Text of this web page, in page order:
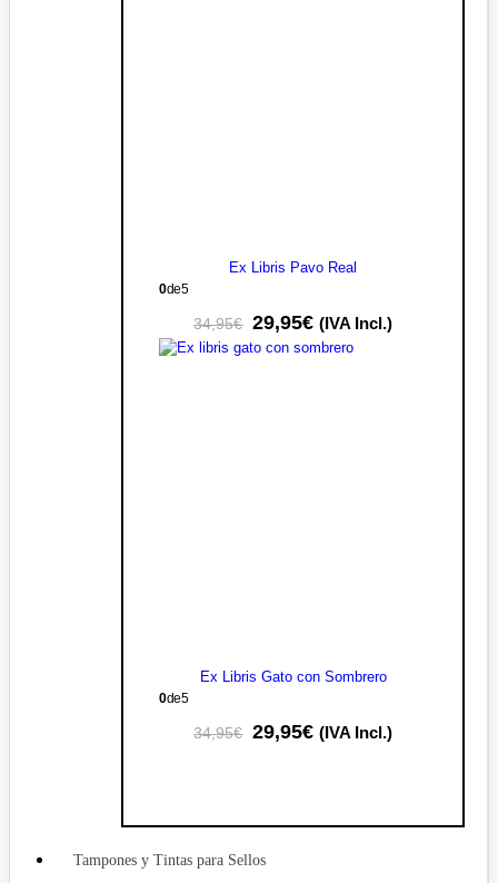
Ex Libris Pavo Real
0de 5
34,95€ 29,95€ (IVA Incl.)
Ex Libris Gato con Sombrero
0de 5
34,95€ 29,95€ (IVA Incl.)
Tampones y Tintas para Sellos